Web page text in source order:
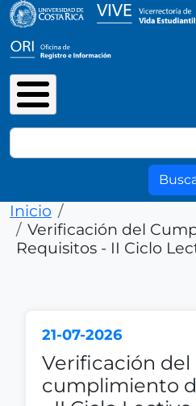
Pasar al contenido
Ruta de
Inicio
Verificación del
Requisitos - II Ciclo
21-07-2026
Verificación del
cumplimiento